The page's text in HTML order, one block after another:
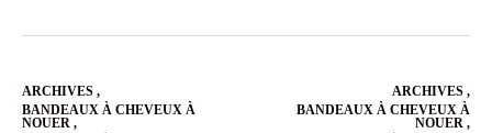
ARCHIVES ,
BANDEAUX À CHEVEUX À
NOUER ,
ARCHIVES ,
BANDEAUX À CHEVEUX À
NOUER ,